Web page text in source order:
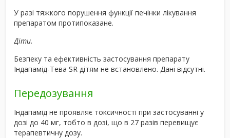
У разі тяжкого порушення функції печінки лікування
препаратом протипоказане.
Діти.
Безпеку та ефективність застосування препарату
Індапамід-Тева SR дітям не встановлено. Дані відсутні.
Передозування
Індапамід не проявляє токсичності при застосуванні у
дозі до 40 мг, тобто в дозі, що в 27 разів перевищує
терапевтичну дозу.